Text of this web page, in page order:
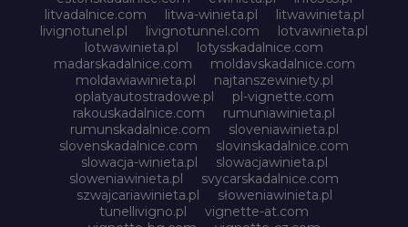
litvadalnice.com
litwa-winieta.pl
litwawinieta.pl
livignotunel.pl
livignotunnel.com
lotvawinieta.pl
lotwawinieta.pl
lotysskadalnice.com
madarskadalnice.com
moldavskadalnice.com
moldawiawinieta.pl
najtanszewiniety.pl
oplatyautostradowe.pl
pl-vignette.com
rakouskadalnice.com
rumuniawinieta.pl
rumunskadalnice.com
sloveniawinieta.pl
slovenskadalnice.com
slovinskadalnice.com
slowacja-winieta.pl
slowacjawinieta.pl
sloweniawinieta.pl
svycarskadalnice.com
szwajcariawinieta.pl
słoweniawinieta.pl
tunellivigno.pl
vignette-at.com